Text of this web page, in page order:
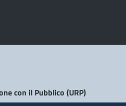
con il Pubblico (URP)